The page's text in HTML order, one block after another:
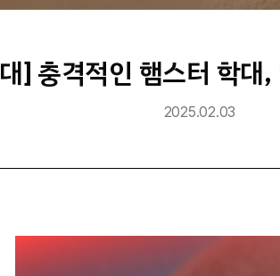
] 충격적인 햄스터 학대
2025.02.03